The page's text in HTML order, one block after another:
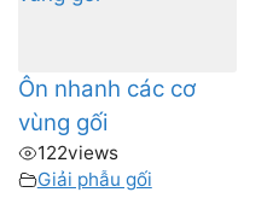
Ôn nhanh các cơ
vùng gối
122views
Giải phẫu gối